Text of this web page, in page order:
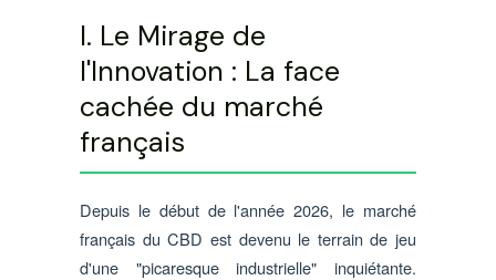
I. Le Mirage de
l'Innovation : La face
cachée du marché
français
Depuis le début de l'année 2026, le marché
français du CBD est devenu le terrain de jeu
d'une "picaresque industrielle" inquiétante.